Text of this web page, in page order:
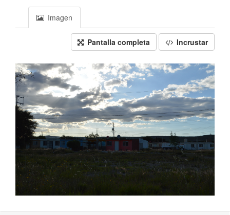
Imagen
Pantalla completa Incrustar